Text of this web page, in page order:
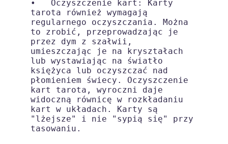
• Oczyszczenie kart : Karty
tarota również wymagają
regularnego oczyszczania. Można
to zrobić, przeprowadzając je
przez dym z szałwii,
umieszczając je na kryształach
lub wystawiając na światło
księżyca lub oczyszczać nad
płomieniem świecy. Oczyszczenie
kart tarota, wyroczni daje
widoczną równicę w rozkładaniu
kart w układach. Karty są
"lżejsze" i nie "sypią się" przy
tasowaniu.